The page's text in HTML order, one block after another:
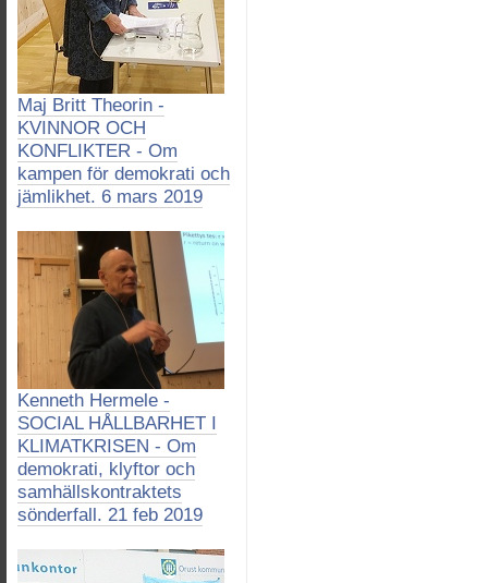
Maj Britt Theorin -
KVINNOR OCH
KONFLIKTER - Om
kampen för demokrati och
jämlikhet. 6 mars 2019
Kenneth Hermele -
SOCIAL HÅLLBARHET I
KLIMATKRISEN - Om
demokrati, klyftor och
samhällskontraktets
sönderfall. 21 feb 2019